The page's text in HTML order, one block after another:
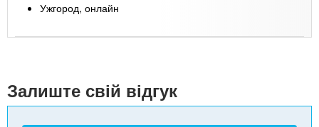
Ужгород, онлайн
Залиште свій відгук